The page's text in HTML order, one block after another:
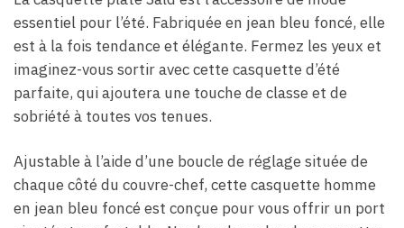
essentiel pour l’été. Fabriquée en jean bleu foncé, elle
est à la fois tendance et élégante. Fermez les yeux et
imaginez-vous sortir avec cette casquette d’été
parfaite, qui ajoutera une touche de classe et de
sobriété à toutes vos tenues.
Ajustable à l’aide d’une boucle de réglage située de
chaque côté du couvre-chef, cette casquette homme
en jean bleu foncé est conçue pour vous offrir un port